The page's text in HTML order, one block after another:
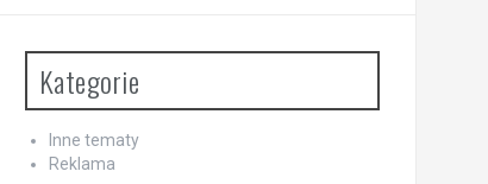
Kategorie
Inne tematy
Reklama